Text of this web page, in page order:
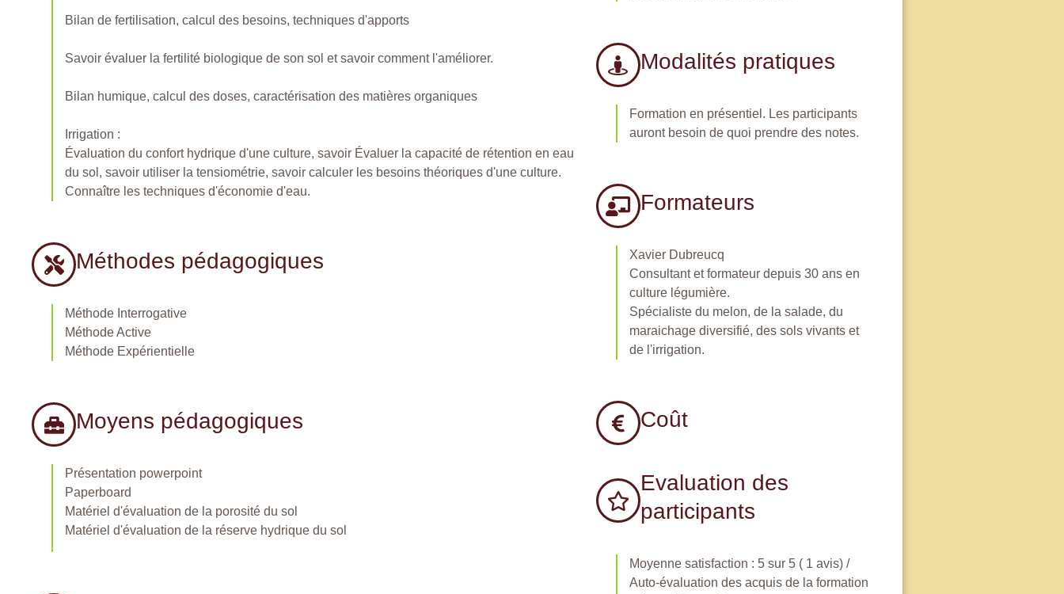
Bilan de fertilisation, calcul des besoins, techniques d'apports
Savoir évaluer la fertilité biologique de son sol et savoir comment l'améliorer.
Bilan humique, calcul des doses, caractérisation des matières organiques
Irrigation :
Évaluation du confort hydrique d'une culture, savoir Évaluer la capacité de rétention en eau
du sol, savoir utiliser la tensiométrie, savoir calculer les besoins théoriques d'une culture.
Connaître les techniques d'économie d'eau.
Méthodes pédagogiques
Méthode Interrogative
Méthode Active
Méthode Expérientielle
Moyens pédagogiques
Présentation powerpoint
Paperboard
Matériel d'évaluation de la porosité du sol
Matériel d'évaluation de la réserve hydrique du sol
Modalités pratiques
Formation en présentiel. Les participants
auront besoin de quoi prendre des notes.
Formateurs
Xavier Dubreucq
Consultant et formateur depuis 30 ans en
culture légumière.
Spécialiste du melon, de la salade, du
maraichage diversifié, des sols vivants et
de l'irrigation.
Coût
Evaluation des
participants
Moyenne satisfaction : 5 sur 5 ( 1 avis) /
Auto-évaluation des acquis de la formation